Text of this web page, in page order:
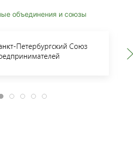
объединения и союзы